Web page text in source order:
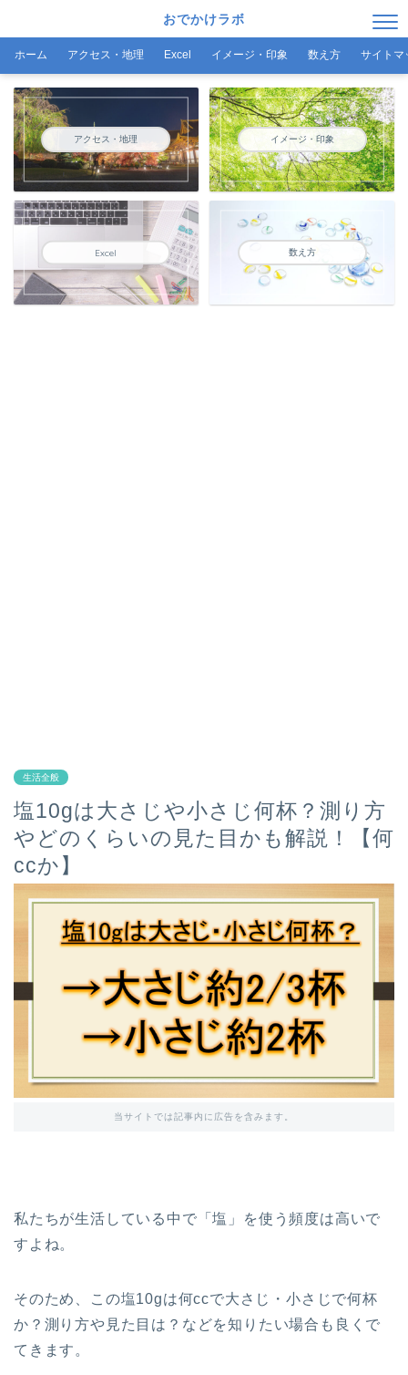
おでかけラボ
ホーム アクセス・地理 Excel イメージ・印象 数え方 サイトマ
アクセス・地理 イメージ・印象
Excel 数え方
生活全般
塩10gは大さじや小さじ何杯？測り方
やどのくらいの見た目かも解説！【何
ccか】
当サイトでは記事内に広告を含みます。
私たちが生活している中で「塩」を使う頻度は高いで
すよね。
そのため、この塩10gは何ccで大さじ・小さじで何杯
か？測り方や見た目は ？などを知りたい場合も良くで
てきます。